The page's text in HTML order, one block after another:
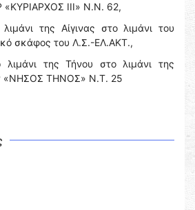
ΙΙΙ» Ν.Ν. 62,
της Αίγινας στο λιμάνι του
σκάφος του Λ.Σ.-ΕΛ.ΑΚΤ.,
της Τήνου στο λιμάνι της
«ΝΗΣΟΣ ΤΗΝΟΣ» Ν.Τ. 25